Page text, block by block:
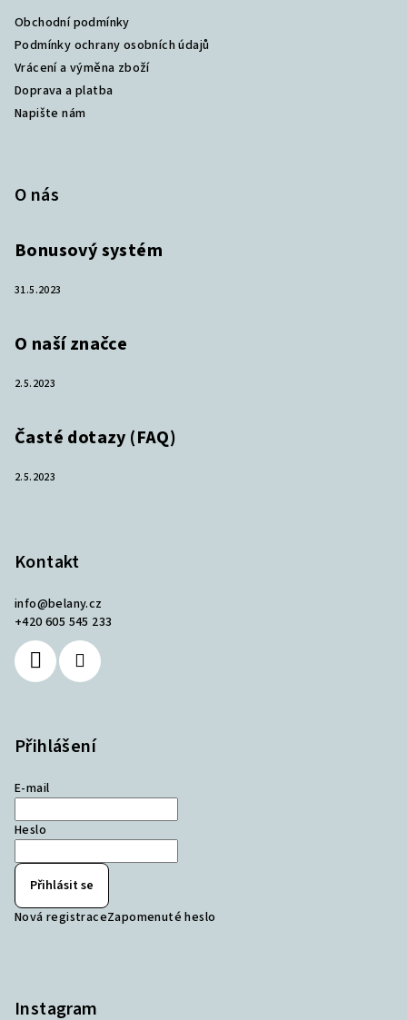
Obchodní podmínky
Podmínky ochrany osobních údajů
Vrácení a výměna zboží
Doprava a platba
Napište nám
O nás
Bonusový systém
31.5.2023
O naší značce
2.5.2023
Časté dotazy (FAQ)
2.5.2023
Kontakt
info@belany.cz
+420 605 545 233
Přihlášení
E-mail
Heslo
Přihlásit se
Nová registraceZapomenuté heslo
Instagram